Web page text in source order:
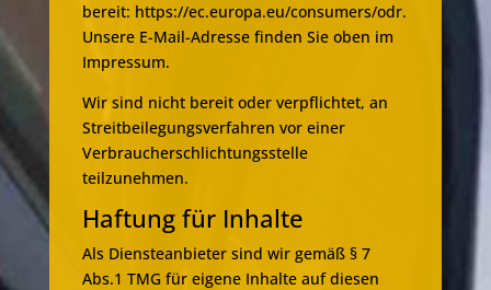
bereit: https://ec.europa.eu/consumers/odr.
Unsere E-Mail-Adresse finden Sie oben im
Impressum.
Wir sind nicht bereit oder verpflichtet, an
Streitbeilegungsverfahren vor einer
Verbraucherschlichtungsstelle
teilzunehmen.
Haftung für Inhalte
Als Diensteanbieter sind wir gemäß § 7
Abs.1 TMG für eigene Inhalte auf diesen